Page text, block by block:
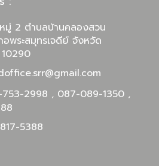
หมู่ 2 ตำบลบ้านคลองสวน
สมุทรเจดีย์ จังหวัด
2998 , 087-089-1350 ,
5388